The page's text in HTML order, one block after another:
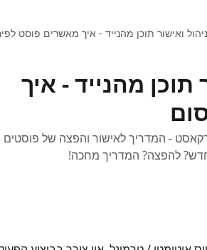
ואישור תוכן מהנייד - איך מאשרים פוסט
תוכן מהנייד - איך
- המדריך לאישור והפצה של
להפצה? המדריך מחכה!